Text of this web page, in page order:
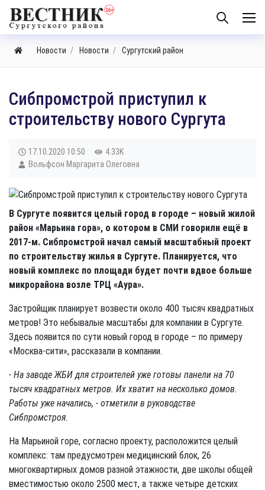
Новости Новости Сургутский район
Сибпромстрой приступил к
строительству нового Сургута
17.10.2020 10:50
4.33K
Вольфсон Маргарита Олеговна
В Сургуте появится целый город в городе – новый жилой
район «Марьина гора», о котором в СМИ говорили ещё в
2017-м. Сибпромстрой начал самый масштабный проект
по строительству жилья в Сургуте. Планируется, что
новый комплекс по площади будет почти вдвое больше
микрорайона возле ТРЦ «Аура».
Застройщик планирует возвести около 400 тысяч квадратных
метров! Это небывалые масштабы для компании в Сургуте.
Здесь появится по сути новый город в городе – по примеру
«Москва-сити», рассказали в компании.
- На заводе ЖБИ для строителей уже готовы панели на 70
тысяч квадратных метров. Их хватит на несколько домов.
Работы уже начались, - отметили в руководстве
Сибпромстроя.
На Марьиной горе, согласно проекту, расположится целый
комплекс: там предусмотрен медицинский блок, 26
многоквартирных домов разной этажности, две школы общей
вместимостью около 2500 мест, а также четыре детских